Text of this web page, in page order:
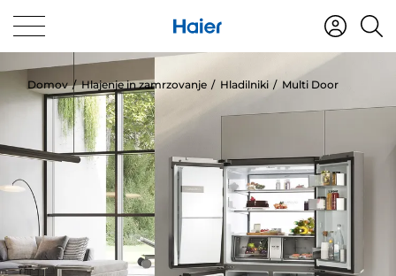
Domov Hlajenje in zamrzovanje Hladilniki Multi Door